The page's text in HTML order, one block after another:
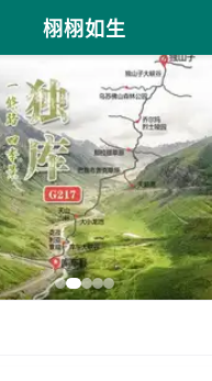
栩栩如生